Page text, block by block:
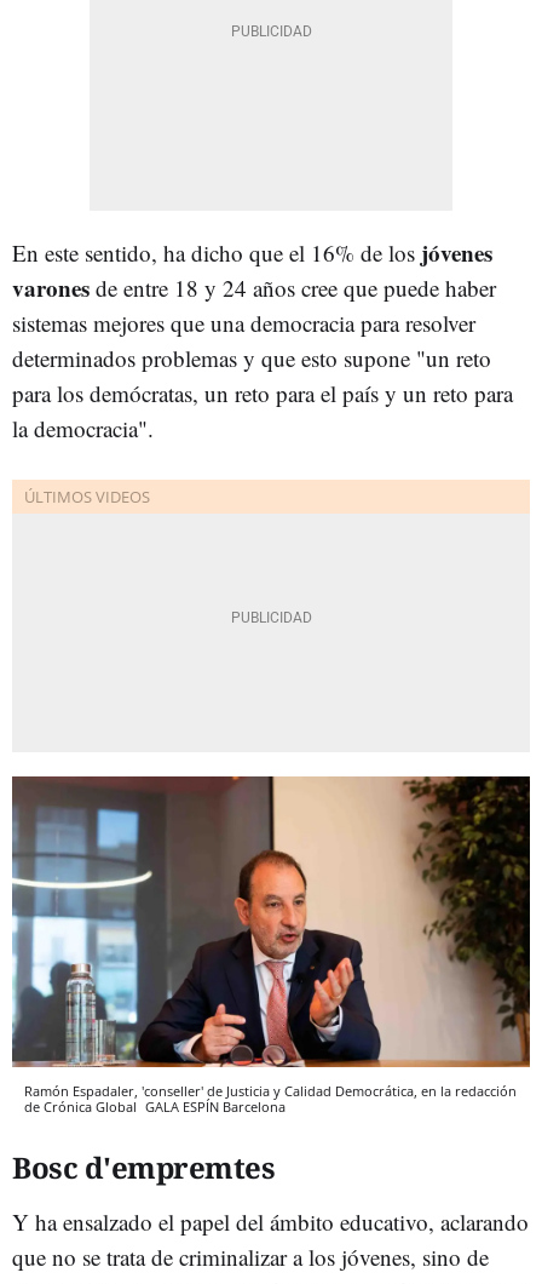
En este sentido, ha dicho que el 16% de los jóvenes
varones de entre 18 y 24 años cree que puede haber
sistemas mejores que una democracia para resolver
determinados problemas y que esto supone "un reto
para los demócratas, un reto para el país y un reto para
la democracia".
Ramón Espadaler, 'conseller' de Justicia y Calidad Democrática, en la redacción
de Crónica Global GALA ESPÍN Barcelona
Bosc d'empremtes
Y ha ensalzado el papel del ámbito educativo, aclarando
que no se trata de criminalizar a los jóvenes, sino de